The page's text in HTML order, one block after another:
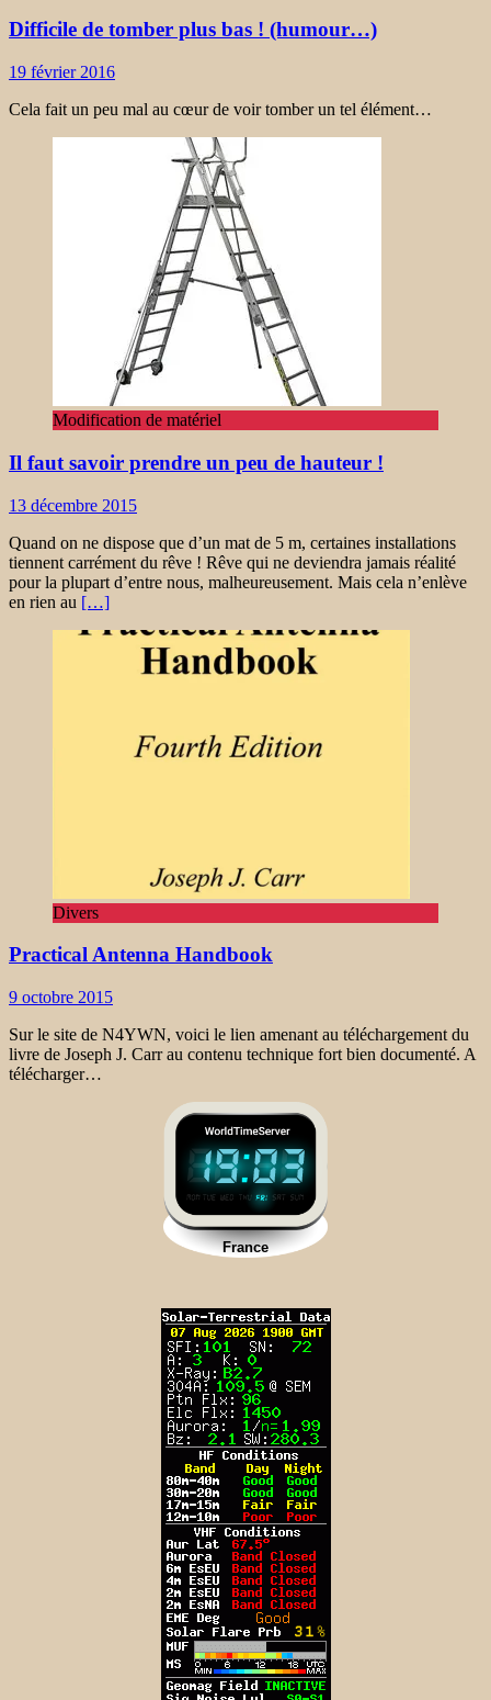
Difficile de tomber plus bas ! (humour…)
19 février 2016
Cela fait un peu mal au cœur de voir tomber un tel élément…
Modification de matériel
Il faut savoir prendre un peu de hauteur !
13 décembre 2015
Quand on ne dispose que d’un mat de 5 m, certaines installations
tiennent carrément du rêve ! Rêve qui ne deviendra jamais réalité
pour la plupart d’entre nous, malheureusement. Mais cela n’enlève
en rien au […]
Divers
Practical Antenna Handbook
9 octobre 2015
Sur le site de N4YWN, voici le lien amenant au téléchargement du
livre de Joseph J. Carr au contenu technique fort bien documenté. A
télécharger…